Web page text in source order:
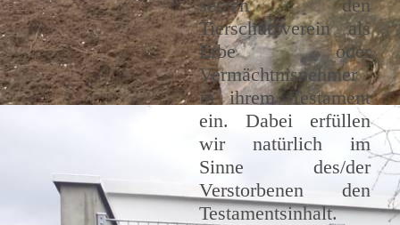
setzen den
Tierschutzverein als
Erbe oder
Vermächtnisnehmer
in ihrem Testament
ein. Dabei erfüllen
wir natürlich im
Sinne des/der
Verstorbenen den
Testamentsinhalt.